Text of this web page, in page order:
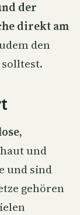
der
direkt am
den
und
und sind
gehören